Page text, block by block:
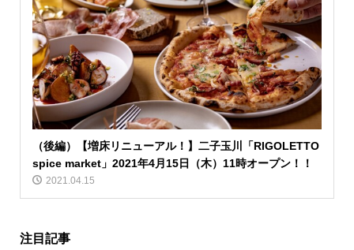
（後編）【増床リニューアル！】二子玉川「RIGOLETTO
spice market」2021年4月15日（木）11時オープン！！
2021.04.15
注目記事